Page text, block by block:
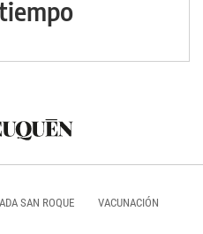
SAN ROQUE VACUNACIÓN